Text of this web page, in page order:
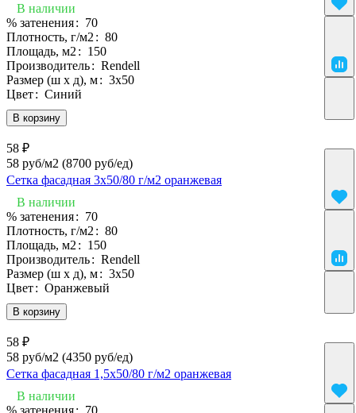
В наличии
В корзину
% затенения: 70
Плотность, г/м2: 80
Площадь, м2: 150
Производитель: Rendell
Размер (ш х д), м: 3х50
Цвет: Синий
58 ₽
58 руб/м2 (8700 руб/eд)
Сетка фасадная 3х50/80 г/м2 оранжевая
В наличии
В корзину
% затенения: 70
Плотность, г/м2: 80
Площадь, м2: 150
Производитель: Rendell
Размер (ш х д), м: 3х50
Цвет: Оранжевый
58 ₽
58 руб/м2 (4350 руб/eд)
Сетка фасадная 1,5х50/80 г/м2 оранжевая
В наличии
% затенения: 70